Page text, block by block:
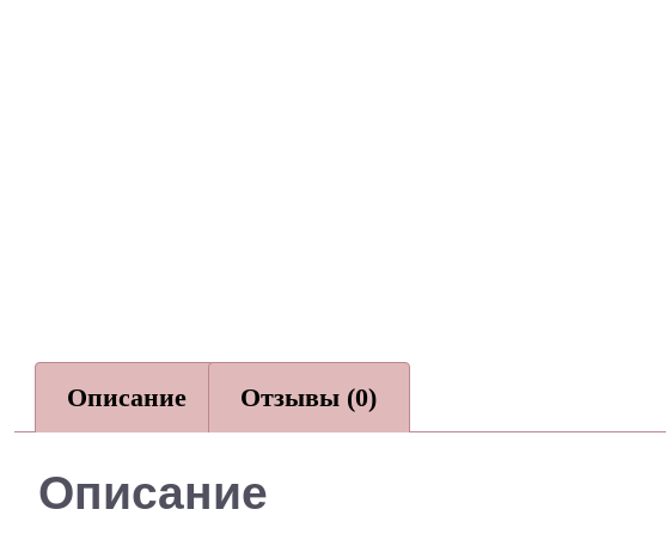
Описание Отзывы (0)
Описание